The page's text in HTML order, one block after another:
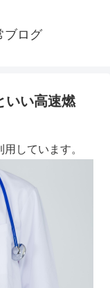
ブログ
いい高速燃
しています。